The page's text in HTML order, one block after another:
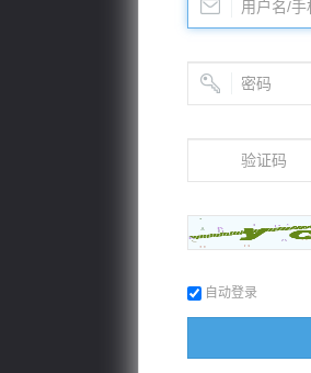
自动登录